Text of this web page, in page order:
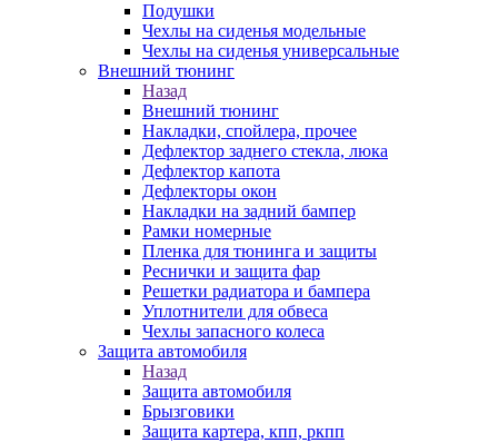
Подушки
Чехлы на сиденья модельные
Чехлы на сиденья универсальные
Внешний тюнинг
Назад
Внешний тюнинг
Накладки, спойлера, прочее
Дефлектор заднего стекла, люка
Дефлектор капота
Дефлекторы окон
Накладки на задний бампер
Рамки номерные
Пленка для тюнинга и защиты
Реснички и защита фар
Решетки радиатора и бампера
Уплотнители для обвеса
Чехлы запасного колеса
Защита автомобиля
Назад
Защита автомобиля
Брызговики
Защита картера, кпп, ркпп